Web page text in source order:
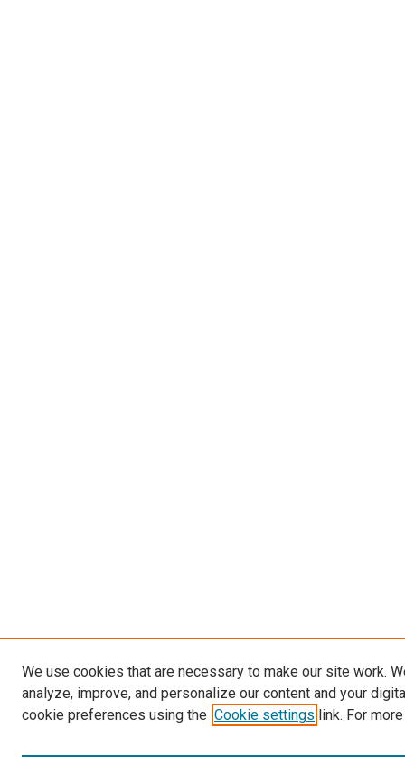
We use cookies that are necessary to make our site work.
analyze, improve, and personalize our content and your
cookie preferences using the Cookie settings link. For